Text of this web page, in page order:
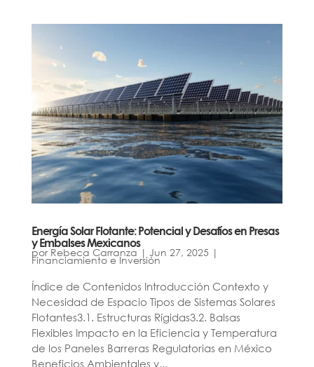
Energía Solar Flotante: Potencial y Desafíos en Presas
y Embalses Mexicanos
por Rebeca Carranza | Jun 27, 2025 |
Financiamiento e Inversión
Índice de Contenidos Introducción Contexto y
Necesidad de Espacio Tipos de Sistemas Solares
Flotantes3.1. Estructuras Rígidas3.2. Balsas
Flexibles Impacto en la Eficiencia y Temperatura
de los Paneles Barreras Regulatorias en México
Beneficios Ambientales y...